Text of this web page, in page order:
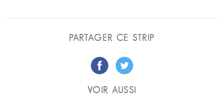
PARTAGER CE STRIP
VOIR AUSSI